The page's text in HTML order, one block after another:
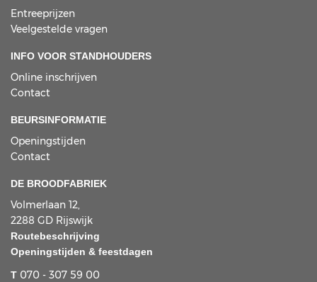
Entreeprijzen
Veelgestelde vragen
INFO VOOR STANDHOUDERS
Online inschrijven
Contact
BEURSINFORMATIE
Openingstijden
Contact
DE BROODFABRIEK
Volmerlaan 12,
2288 GD Rijswijk
Routebeschrijving
Openingstijden & feestdagen
T 070 - 307 59 00